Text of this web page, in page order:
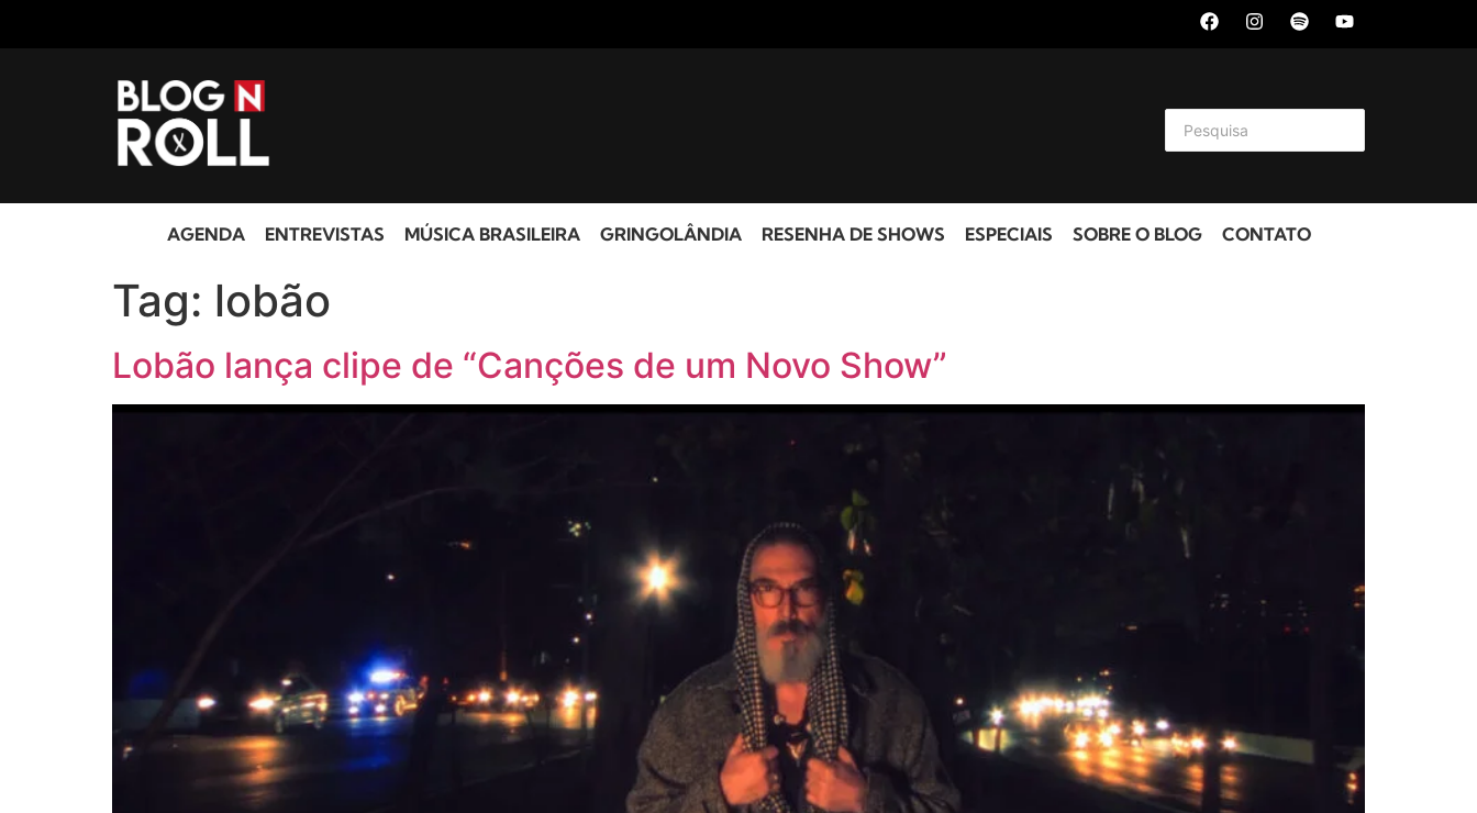
AGENDA ENTREVISTAS MÚSICA BRASILEIRA GRINGOLÂNDIA RESENHA DE SHOWS ESPECIAIS SOBRE O BLOG CONTATO
Tag: lobão
Lobão lança clipe de “Canções de um Novo Show”